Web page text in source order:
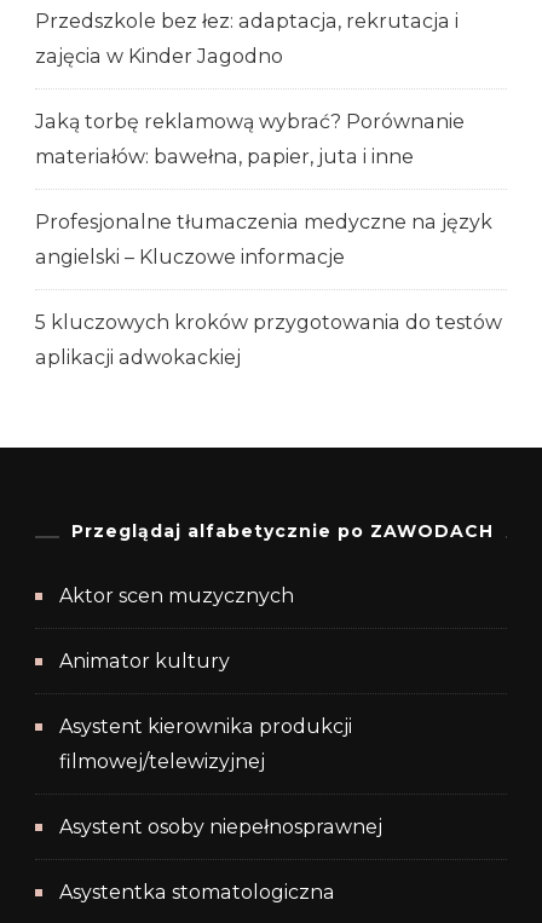
Przedszkole bez łez: adaptacja, rekrutacja i
zajęcia w Kinder Jagodno
Jaką torbę reklamową wybrać? Porównanie
materiałów: bawełna, papier, juta i inne
Profesjonalne tłumaczenia medyczne na język
angielski – Kluczowe informacje
5 kluczowych kroków przygotowania do testów
aplikacji adwokackiej
Przeglądaj alfabetycznie po ZAWODACH
Aktor scen muzycznych
Animator kultury
Asystent kierownika produkcji
filmowej/telewizyjnej
Asystent osoby niepełnosprawnej
Asystentka stomatologiczna